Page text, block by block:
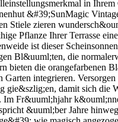
in
&#39;SunMagic
Stiele zieren
Pflanze Ihrer Terrasse
ist dieser
Bl&uuml;ten, die
bieten die orangefarbenen
integrieren.
damit sich die
Fr&uuml;hjahr
&uuml;ber Jahre